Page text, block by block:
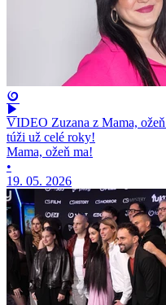
VIDEO Zuzana z Mama,
túži už celé roky!
Mama, ožeň ma!
•
19. 05. 2026